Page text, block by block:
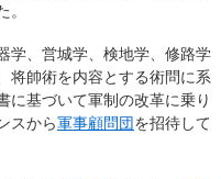
学、営城学、検地学、修路学
将帥術を内容とする術問に系
に基づいて軍制の改革に乗り
スから軍事顧問団を招待して